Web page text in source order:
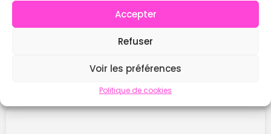
Accepter
Refuser
Voir les préférences
Politique de cookies